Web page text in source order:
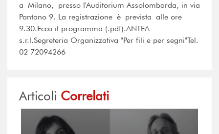
a Milano, presso l'Auditorium Assolombarda, in via
Pantano 9. La registrazione è prevista alle ore
9.30.Ecco il programma (.pdf).ANTEA
s.r.l.Segreteria Organizzativa "Per fili e per segni"Tel.
02 72094266
Articoli Correlati